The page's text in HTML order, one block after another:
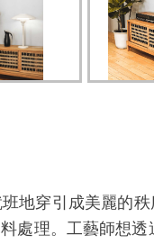
地穿引成美麗的
處理。工藝師想